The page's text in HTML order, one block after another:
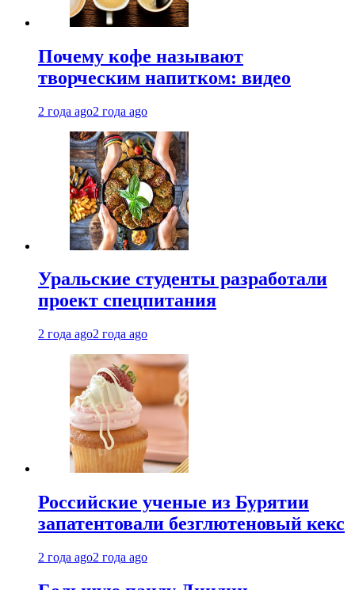
Почему кофе называют
творческим напитком: видео
2 года ago2 года ago
Уральские студенты разработали
проект спецпитания
2 года ago2 года ago
Российские ученые из Бурятии
запатентовали безглютеновый кекс
2 года ago2 года ago